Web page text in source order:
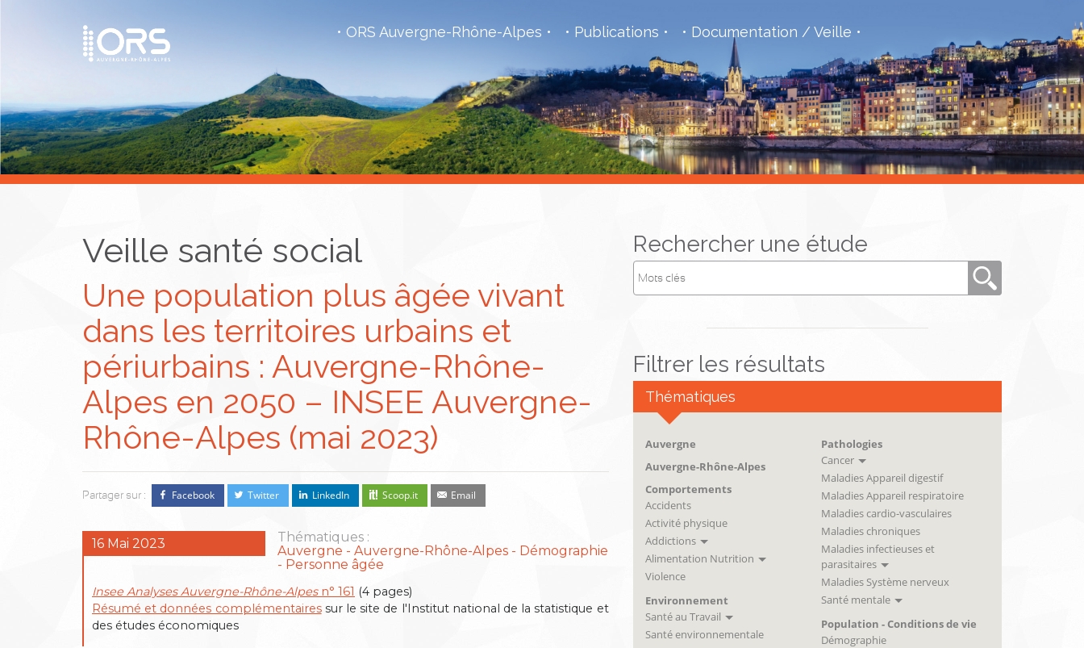
ORS Auvergne-Rhône-Alpes Publications Documentation / Veille
Rechercher une étude
Filtrer les résultats
Thématiques
Auvergne
Auvergne-Rhône-Alpes
Comportements
Accidents
Activité physique
Addictions
Alimentation Nutrition
Violence
Environnement
Santé au Travail
Santé environnementale
Pathologies
Cancer
Maladies Appareil digestif
Maladies Appareil respiratoire
Maladies cardio-vasculaires
Maladies chroniques
Maladies infectieuses et
parasitaires
Maladies Système nerveux
Santé mentale
Population - Conditions de vie
Démographie
Veille santé social
Une population plus âgée vivant
dans les territoires urbains et
périurbains : Auvergne-Rhône-
Alpes en 2050 – INSEE Auvergne-
Rhône-Alpes (mai 2023)
Partager sur : Facebook Twitter LinkedIn Scoop.it Email
16 Mai 2023
Thématiques :
Auvergne
Auvergne-Rhône-Alpes
Démographie
Personne âgée
Insee Analyses Auvergne-Rhône-Alpesn° 161 (4 pages)
Résumé et données complémentairessur le site de l'Institut national de la statistique et
des études économiques